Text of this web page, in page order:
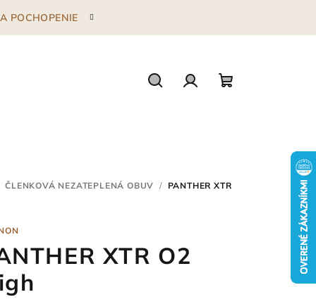
POCHOPENIE
ČLENKOVÁ NEZATEPLENÁ OBUV /
PANTHER XTR
XTR O2